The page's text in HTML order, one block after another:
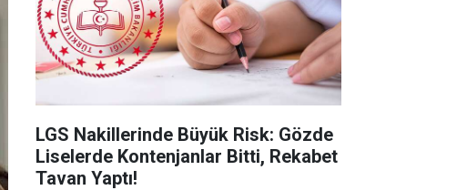
LGS Nakillerinde Büyük Risk: Gözde
Liselerde Kontenjanlar Bitti, Rekabet
Tavan Yaptı!